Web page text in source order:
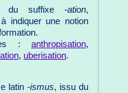
du suffixe -ation,
indiquer une notion
: anthropisation,
, uberisation.
latin -ismus, issu du